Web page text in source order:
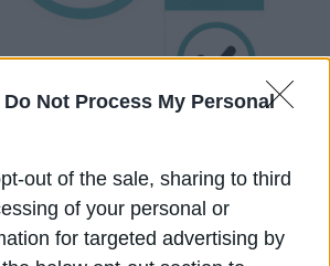
Do Not Process My Personal
out of the sale, sharing to third
of your personal or
for targeted advertising by